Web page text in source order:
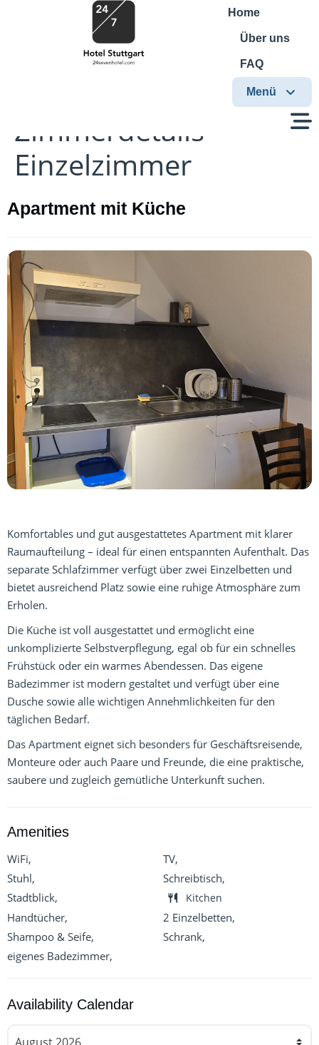
Home
Über uns
FAQ
Menü
Zimmerdetails
Einzelzimmer
Apartment mit Küche
Komfortables und gut ausgestattetes Apartment mit klarer
Raumaufteilung – ideal für einen entspannten Aufenthalt. Das
separate Schlafzimmer verfügt über zwei Einzelbetten und
bietet ausreichend Platz sowie eine ruhige Atmosphäre zum
Erholen.
Die Küche ist voll ausgestattet und ermöglicht eine
unkomplizierte Selbstverpflegung, egal ob für ein schnelles
Frühstück oder ein warmes Abendessen. Das eigene
Badezimmer ist modern gestaltet und verfügt über eine
Dusche sowie alle wichtigen Annehmlichkeiten für den
täglichen Bedarf.
Das Apartment eignet sich besonders für Geschäftsreisende,
Monteure oder auch Paare und Freunde, die eine praktische,
saubere und zugleich gemütliche Unterkunft suchen.
Amenities
WiFi,
TV,
Stuhl,
Schreibtisch,
Stadtblick,
Kitchen
Handtücher,
2 Einzelbetten,
Shampoo & Seife,
Schrank,
eigenes Badezimmer,
Availability Calendar